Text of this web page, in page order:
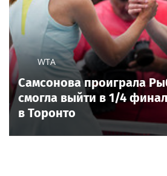
WTA
Самсонова проиграла
смогла выйти в 1/4
в Торонто